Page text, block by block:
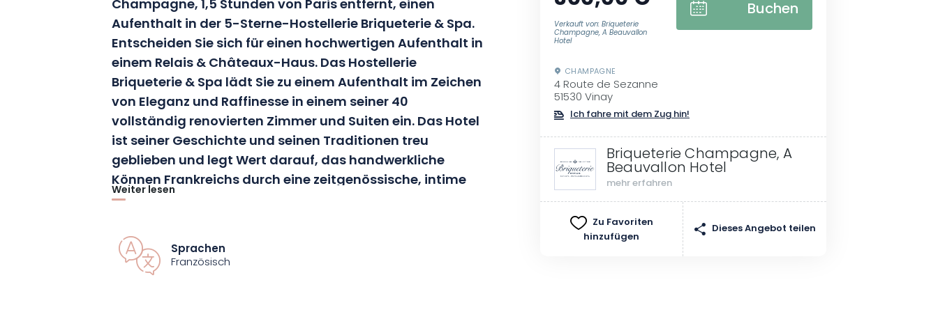
Champagne, 1,5 Stunden von Paris entfernt, einen
Aufenthalt in der 5-Sterne-Hostellerie Briqueterie & Spa.
Entscheiden Sie sich für einen hochwertigen Aufenthalt in
einem Relais & Châteaux-Haus. Das Hostellerie
Briqueterie & Spa lädt Sie zu einem Aufenthalt im Zeichen
von Eleganz und Raffinesse in einem seiner 40
vollständig renovierten Zimmer und Suiten ein. Das Hotel
ist seiner Geschichte und seinen Traditionen treu
geblieben und legt Wert darauf, das handwerkliche
Können Frankreichs durch eine zeitgenössische, intime
und gedämpfte Dekoration hervorzuheben.
In der Hostellerie Briqueterie & Spa steht Ihnen eine Vielzahl von
Zimmern zur Verfügung. Von Komfortzimmern bis hin zu geräumigen
Deluxe-Zimmern mit Terrasse bietet jede Option eine Mischung aus
Weiter lesen
Sprachen
Französisch
Verkauft von: Briqueterie
Champagne, A Beauvallon
Hotel
Buchen
CHAMPAGNE
4 Route de Sezanne
51530 Vinay
Ich fahre mit dem Zug hin!
Briqueterie Champagne, A
Beauvallon Hotel
mehr erfahren
Zu Favoriten
hinzufügen
Dieses Angebot teilen